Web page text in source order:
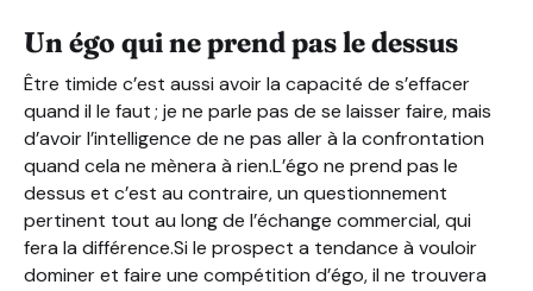
Un égo qui ne prend pas le dessus
Être timide c’est aussi avoir la capacité de s’effacer
quand il le faut ; je ne parle pas de se laisser faire, mais
d’avoir l’intelligence de ne pas aller à la confrontation
quand cela ne mènera à rien.L’égo ne prend pas le
dessus et c’est au contraire, un questionnement
pertinent tout au long de l’échange commercial, qui
fera la différence.Si le prospect a tendance à vouloir
dominer et faire une compétition d’égo, il ne trouvera